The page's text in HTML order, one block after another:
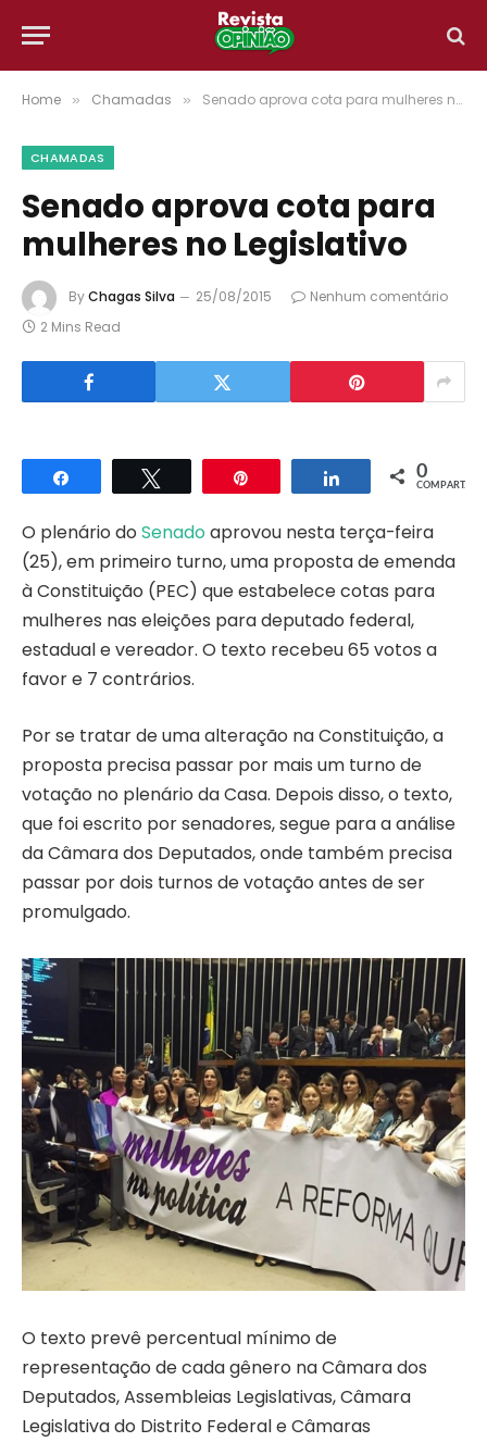
Home » Chamadas » Senado aprova cota para mulheres no Legislativo
CHAMADAS
Senado aprova cota para
mulheres no Legislativo
ByChagas Silva 25/08/2015
Nenhum comentário
2 Mins Read
Compartilhar Compartilhar
0
COMPART.
O plenário do Senadoaprovou nesta terça-feira
(25), em primeiro turno, uma proposta de emenda
à Constituição (PEC) que estabelece cotas para
mulheres nas eleições para deputado federal,
estadual e vereador. O texto recebeu 65 votos a
favor e 7 contrários.
Por se tratar de uma alteração na Constituição, a
proposta precisa passar por mais um turno de
votação no plenário da Casa. Depois disso, o texto,
que foi escrito por senadores, segue para a análise
da Câmara dos Deputados, onde também precisa
passar por dois turnos de votação antes de ser
promulgado.
O texto prevê percentual mínimo de
representação de cada gênero na Câmara dos
Deputados, Assembleias Legislativas, Câmara
Legislativa do Distrito Federal e Câmaras